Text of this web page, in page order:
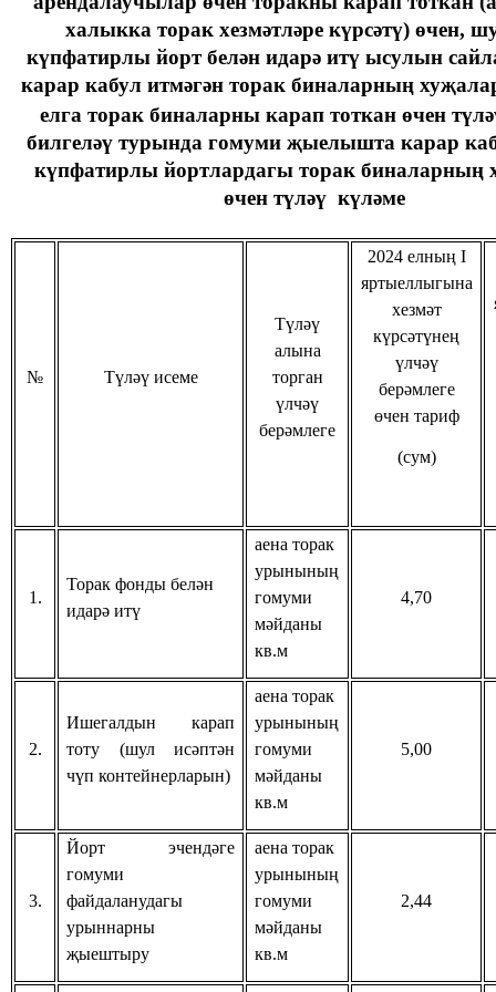
халыкка торак хезмәтләре күрсәтү) өчен,
күпфатирлы йорт белән идарә итү ысулын
карар кабул итмәгән торак биналарның
елга торак биналарны карап тоткан өчен
билгеләү турында гомуми җыелышта карар
күпфатирлы йортлардагы торак
өчен түләү күләме
№ Түләү исеме
Түләү
алына
торган
үлчәү
берәмлеге
2024 елның I
яртыеллыгына
хезмәт
күрсәтүнең
үлчәү
берәмлеге
өчен тариф
(сум)
1.
Торак фонды белән
идарә итү
аена торак
урынының
гомуми
мәйданы
кв.м
4,70
2.
Ишегалдын карап
тоту (шул исәптән
чүп контейнерларын)
аена торак
урынының
гомуми
мәйданы
кв.м
5,00
3.
Йорт эчендәге
гомуми
файдаланудагы
урыннарны
җыештыру
аена торак
урынының
гомуми
мәйданы
кв.м
2,44